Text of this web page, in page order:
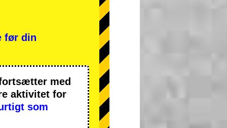
før din
med
aktivitet for
som